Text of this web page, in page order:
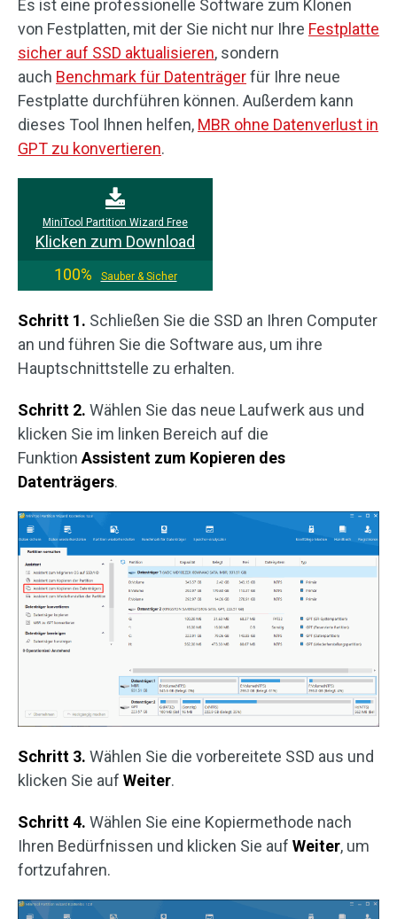
Es ist eine professionelle Software zum Klonen
von Festplatten, mit der Sie nicht nur Ihre Festplatte
sicher auf SSD aktualisieren, sondern
auch Benchmark für Datenträgerfür Ihre neue
Festplatte durchführen können. Außerdem kann
dieses Tool Ihnen helfen, MBR ohne Datenverlust in
GPT zu konvertieren.
MiniTool Partition Wizard Free
Klicken zum Download
100%
Sauber & Sicher
Schritt 1. Schließen Sie die SSD an Ihren Computer
an und führen Sie die Software aus, um ihre
Hauptschnittstelle zu erhalten.
Schritt 2. Wählen Sie das neue Laufwerk aus und
klicken Sie im linken Bereich auf die
FunktionAssistent zum Kopieren des
Datenträgers.
Schritt 3. Wählen Sie die vorbereitete SSD aus und
klicken Sie auf Weiter.
Schritt 4. Wählen Sie eine Kopiermethode nach
Ihren Bedürfnissen und klicken Sie auf Weiter, um
fortzufahren.